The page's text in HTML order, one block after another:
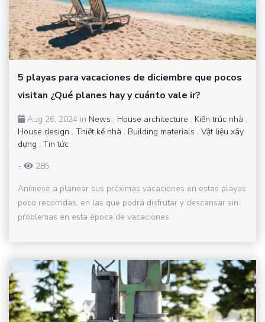
5 playas para vacaciones de diciembre que pocos
visitan ¿Qué planes hay y cuánto vale ir?
Aug 26, 2024 in News , House architecture , Kiến trúc nhà ,
House design , Thiết kế nhà , Building materials , Vật liệu xây
dựng , Tin tức
-
285
Anímese a planear sus próximas vacaciones en estas playas
poco recorridas, en las que podrá disfrutar y descansar sin
problemas en esta época de vacaciones